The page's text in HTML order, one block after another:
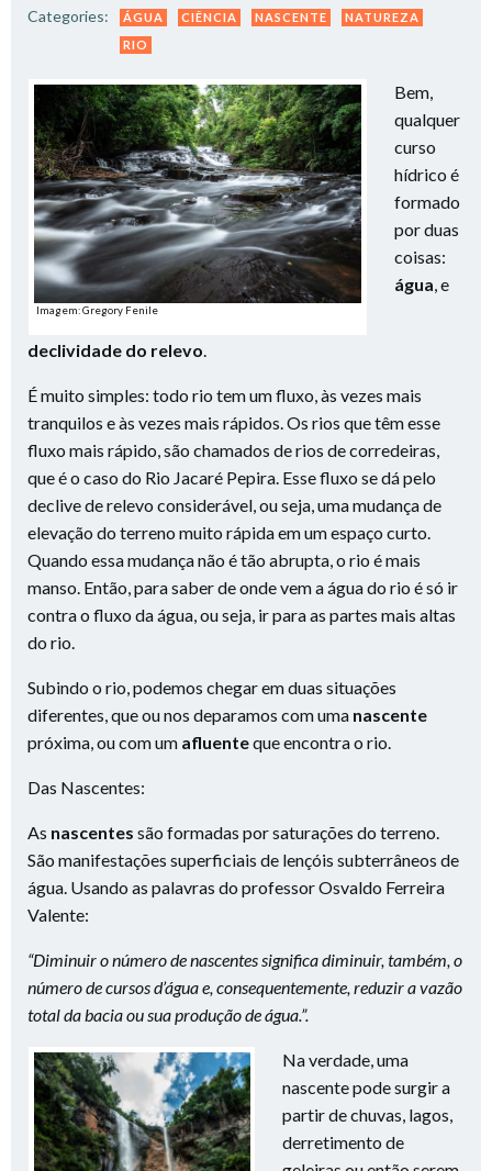
Categories: ÁGUA CIÊNCIA NASCENTE
NATUREZA
RIO
Imagem: Gregory Fenile
Bem,
qualquer
curso
hídrico é
formado
por duas
coisas:
água, e
declividade do relevo
É muito simples: todo rio tem um fluxo, às vezes mais
tranquilos e às vezes mais rápidos. Os rios que têm esse
fluxo mais rápido, são chamados de rios de corredeiras,
que é o caso do Rio Jacaré Pepira. Esse fluxo se dá pelo
declive de relevo considerável, ou seja, uma mudança de
elevação do terreno muito rápida em um espaço curto.
Quando essa mudança não é tão abrupta, o rio é mais
manso. Então, para saber de onde vem a água do rio é só ir
contra o fluxo da água, ou seja, ir para as partes mais altas
do rio.
Subindo o rio, podemos chegar em duas situações
diferentes, que ou nos deparamos com uma nascente
próxima, ou com um afluenteque encontra o rio.
Das Nascentes:
As nascentes são formadas por saturações do terreno.
São manifestações superficiais de lençóis subterrâneos de
água. Usando as palavras do professor Osvaldo Ferreira
Valente:
“Diminuir o número de nascentes significa diminuir, também, o
número de cursos d’água e, consequentemente, reduzir a vazão
total da bacia ou sua produção de água.”.
Na verdade, uma
nascente pode surgir a
partir de chuvas, lagos,
derretimento de